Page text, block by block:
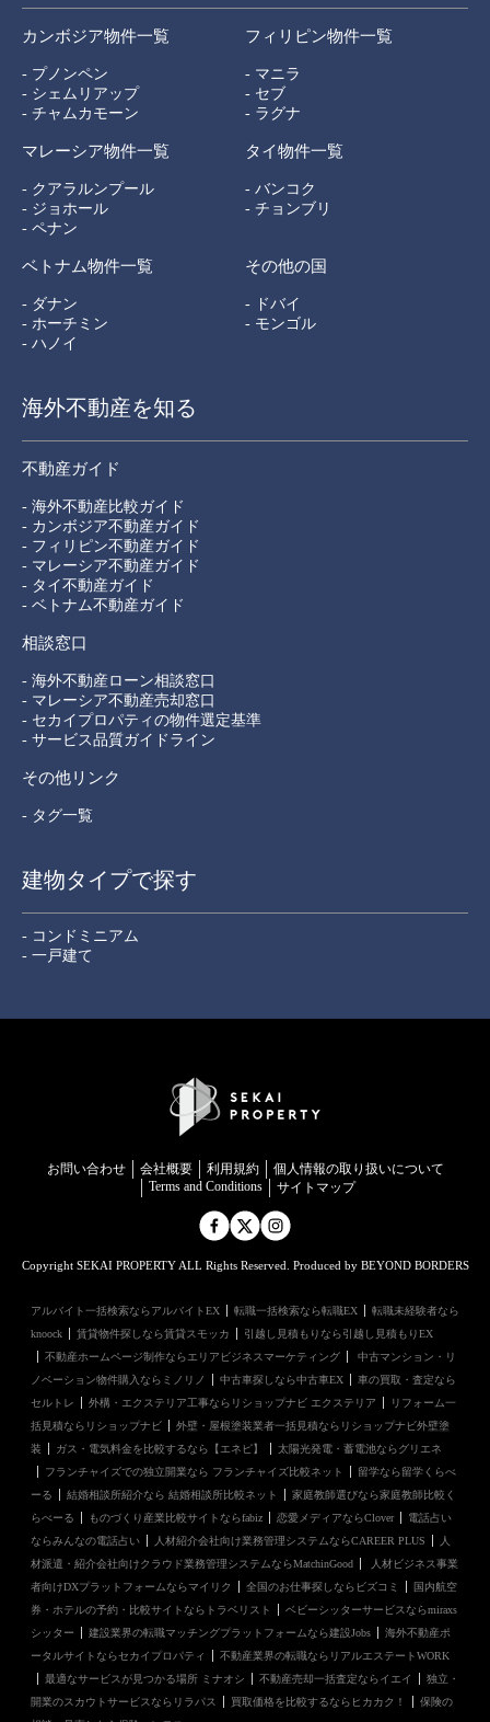
カンボジア物件一覧
- プノンペン
- シェムリアップ
- チャムカモーン
フィリピン物件一覧
- マニラ
- セブ
- ラグナ
マレーシア物件一覧
- クアラルンプール
- ジョホール
- ペナン
タイ物件一覧
- バンコク
- チョンブリ
ベトナム物件一覧
- ダナン
- ホーチミン
- ハノイ
その他の国
- ドバイ
- モンゴル
海外不動産を知る
不動産ガイド
- 海外不動産比較ガイド
- カンボジア不動産ガイド
- フィリピン不動産ガイド
- マレーシア不動産ガイド
- タイ不動産ガイド
- ベトナム不動産ガイド
相談窓口
- 海外不動産ローン相談窓口
- マレーシア不動産売却窓口
- セカイプロパティの物件選定基準
- サービス品質ガイドライン
その他リンク
- タグ一覧
建物タイプで探す
- コンドミニアム
- 一戸建て
お問い合わせ 会社概要 利用規約
個⼈情報の取り扱いについて
Terms and Conditions
サイトマップ
Copyright SEKAI PROPERTY ALL Rights Reserved. Produced by BEYOND BORDERS
アルバイト一括検索ならアルバイトEX 転職一括検索なら転職EX
転職未経験者なら
knoock
賃貸物件探しなら賃貸スモッカ
引越し見積もりなら引越し見積もりEX
不動産ホームページ制作ならエリアビジネスマーケティング
中古マンション・リ
ノベーション物件購入ならミノリノ
中古車探しなら中古車EX
車の買取・査定なら
セルトレ
外構・エクステリア工事ならリショップナビ エクステリア
リフォーム一
括見積ならリショップナビ
外壁・屋根塗装業者一括見積ならリショップナビ外壁塗
装
ガス・電気料金を比較するなら【エネピ】
太陽光発電・蓄電池ならグリエネ
フランチャイズでの独立開業なら フランチャイズ比較ネット
留学なら留学くらべ
ーる
結婚相談所紹介なら 結婚相談所比較ネット
家庭教師選びなら家庭教師比較く
らべーる
ものづくり産業比較サイトならfabiz 恋愛メディアならClover
電話占い
ならみんなの電話占い
人材紹介会社向け業務管理システムならCAREER PLUS
人
材派遣・紹介会社向けクラウド業務管理システムならMatchinGood
人材ビジネス事業
者向けDXプラットフォームならマイリク
全国のお仕事探しならビズコミ
国内航空
券・ホテルの予約・比較サイトならトラベリスト
ベビーシッターサービスならmiraxs
シッター
建設業界の転職マッチングプラットフォームなら建設Jobs
海外不動産ポ
ータルサイトならセカイプロパティ
不動産業界の転職ならリアルエステートWORK
最適なサービスが見つかる場所 ミナオシ
不動産売却一括査定ならイエイ
独立・
開業のスカウトサービスならリラパス
買取価格を比較するならヒカカク！
保険の